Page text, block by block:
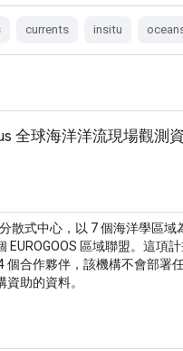
currents insitu
全球海洋洋流現場觀測
散式中心，以 7 個海洋學區
EUROGOOS 區域聯盟。這項
個合作夥伴，該機構不會部署
助的資料。